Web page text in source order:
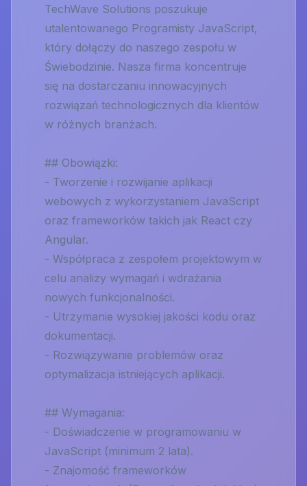
TechWave Solutions poszukuje
utalentowanego Programisty JavaScript,
który dołączy do naszego zespołu w
Świebodzinie. Nasza firma koncentruje
się na dostarczaniu innowacyjnych
rozwiązań technologicznych dla klientów
w różnych branżach.
## Obowiązki:
- Tworzenie i rozwijanie aplikacji
webowych z wykorzystaniem JavaScript
oraz frameworków takich jak React czy
Angular.
- Współpraca z zespołem projektowym w
celu analizy wymagań i wdrażania
nowych funkcjonalności.
- Utrzymanie wysokiej jakości kodu oraz
dokumentacji.
- Rozwiązywanie problemów oraz
optymalizacja istniejących aplikacji.
## Wymagania:
- Doświadczenie w programowaniu w
JavaScript (minimum 2 lata).
- Znajomość frameworków